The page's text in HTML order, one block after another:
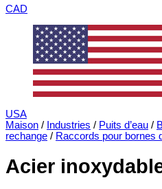
CAD
USA
Maison / Industries / Puits d’eau /
rechange / Raccords pour bornes
Acier